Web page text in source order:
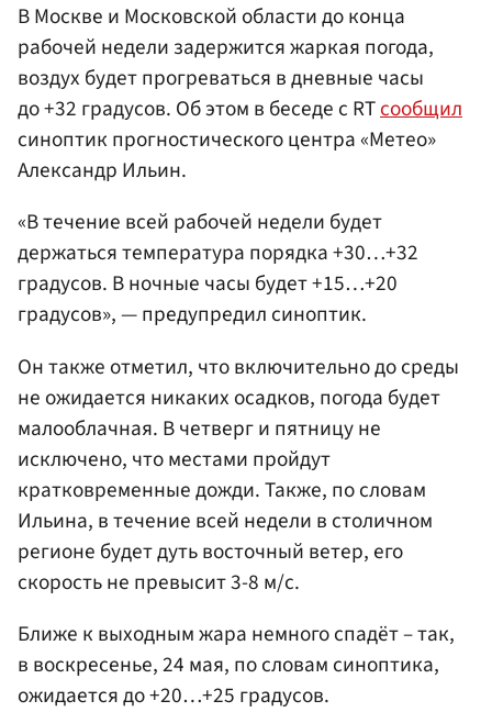
В Москве и Московской области до конца
рабочей недели задержится жаркая погода,
воздух будет прогреваться в дневные часы
до +32 градусов. Об этом в беседе с RTсообщил
синоптик прогностического центра «Метео»
Александр Ильин.
«В течение всей рабочей недели будет
держаться температура порядка +30…+32
градусов. В ночные часы будет +15…+20
градусов», — предупредил синоптик.
Он также отметил, что включительно до среды
не ожидается никаких осадков, погода будет
малооблачная. В четверг и пятницу не
исключено, что местами пройдут
кратковременные дожди. Также, по словам
Ильина, в течение всей недели в столичном
регионе будет дуть восточный ветер, его
скорость не превысит 3-8 м/с.
Ближе к выходным жара немного спадёт – так,
в воскресенье, 24 мая, по словам синоптика,
ожидается до +20…+25 градусов.